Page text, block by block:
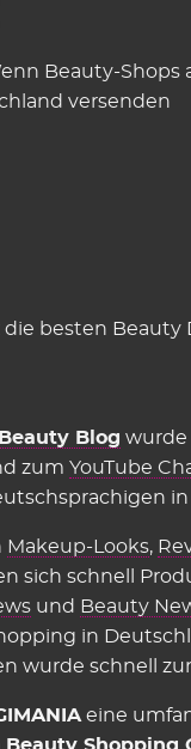
Beauty-Shops
versenden
die besten Beauty
Blog wurde
zum YouTube
in
Makeup-Looks,
sich schnell
und Beauty
in
wurde schnell
eine